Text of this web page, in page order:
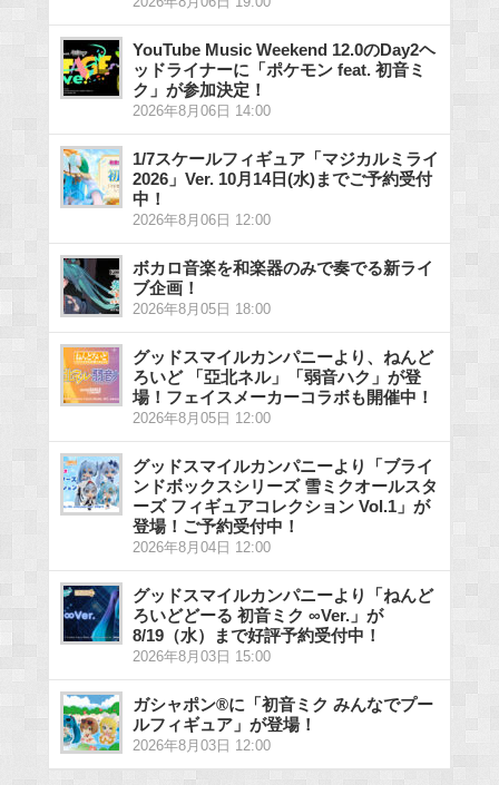
YouTube Music Weekend 12.0のDay2ヘ
ッドライナーに「ポケモン feat. 初音ミ
ク」が参加決定！
2026年8月06日 14:00
1/7スケールフィギュア「マジカルミライ
2026」Ver. 10月14日(水)までご予約受付
中！
2026年8月06日 12:00
ボカロ音楽を和楽器のみで奏でる新ライ
ブ企画！
2026年8月05日 18:00
グッドスマイルカンパニーより、ねんど
ろいど 「亞北ネル」「弱音ハク」が登
場！フェイスメーカーコラボも開催中！
2026年8月05日 12:00
グッドスマイルカンパニーより「ブライ
ンドボックスシリーズ 雪ミクオールスタ
ーズ フィギュアコレクション Vol.1」が
登場！ご予約受付中！
2026年8月04日 12:00
グッドスマイルカンパニーより「ねんど
ろいどどーる 初音ミク ∞Ver.」が
8/19（水）まで好評予約受付中！
2026年8月03日 15:00
ガシャポン®に「初音ミク みんなでプー
ルフィギュア」が登場！
2026年8月03日 12:00